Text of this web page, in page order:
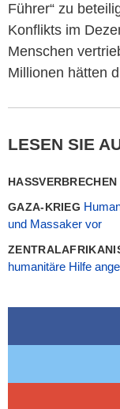
Führer“ zu
Konflikts im
Menschen
Millionen hätten
LESEN SIE
HASSVERBRECHEN
GAZA-KRIEG
und Massaker vor
humanitäre Hilfe